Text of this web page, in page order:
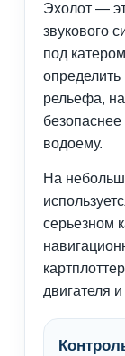
Эхолот —
звукового
под
определить
рельефа,
водоему.
На
серьезном
двигателя